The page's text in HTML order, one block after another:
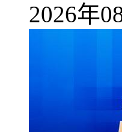
2026年